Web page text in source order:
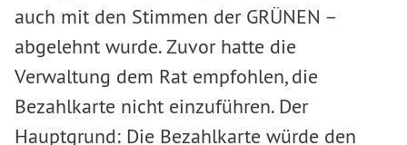
auch mit den Stimmen der GRÜNEN –
abgelehnt wurde. Zuvor hatte die
Verwaltung dem Rat empfohlen, die
Bezahlkarte nicht einzuführen. Der
Hauptgrund: Die Bezahlkarte würde den